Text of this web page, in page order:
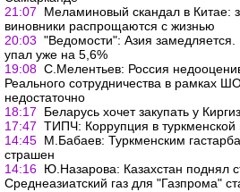
21:07
Меламиновый скандал в Китае:
виновники распрощаются с жизнью
20:03 "Ведомости": Азия
упал уже на 5,6%
19:08 С.Мелентьев: Россия
Реального сотрудничества в рамках
недостаточно
18:17
Беларусь хочет закупать у
17:47 ТИПЧ: Коррупция в
14:45 М.Бабаев: Туркменским
страшен
14:16 Ю.Назарова: Казахстан поднял
Среднеазиатский газ для "Газпрома"